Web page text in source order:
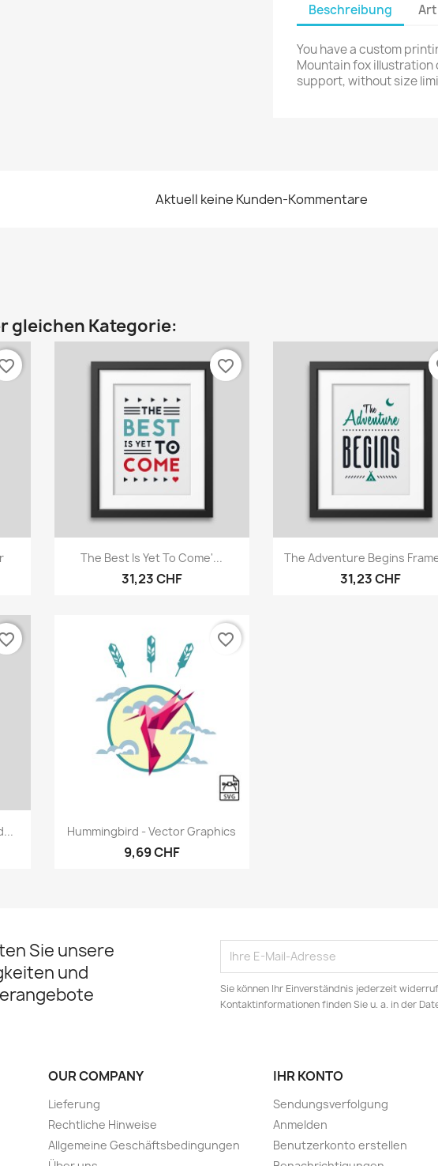
Beschreibung
You have a custom
Mountain fox
support, without size
Aktuell keine Kunden-Kommentare
gleichen Kategorie:
Vorschau
The Best Is Yet To Come'...
31,23 CHF
favorite_border
Vorschau
The Adventure Begins
31,23 CHF
Vorschau
Hummingbird - Vector Graphics
9,69 CHF
favorite_border
Sie unsere
und
Sie können Ihr Einverständnis jederzeit
Kontaktinformationen finden Sie u. a. in der
OUR COMPANY
Lieferung
Rechtliche Hinweise
Allgemeine Geschäftsbedingungen
IHR KONTO
Sendungsverfolgung
Anmelden
Benutzerkonto erstellen